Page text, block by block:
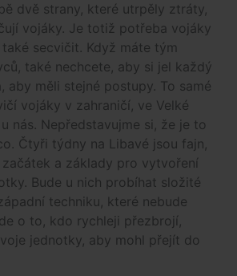
dvě strany, které utrpěly ztráty,
vojáky. Je totiž potřeba vojáky
secvičit. Když máte tým
také nechcete, aby si jel každý
aby měli stejné postupy. To samé
vojáky v zahraničí, ve Velké
nás. Nepředstavujme si, že je to
Čtyři týdny na Libavé jsou fajn,
a základy pro vytvoření
Bude u nich probíhat složité
techniku, které nebude
o to, kdo rychleji přezbrojí,
jednotky, aby mohl přejít do